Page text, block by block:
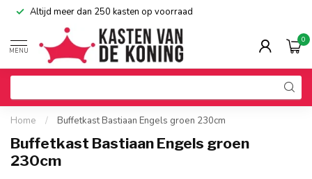
Altijd meer dan 250 kasten op voorraad
MENU
0
Home / Buffetkast Bastiaan Engels groen 230cm
Buffetkast Bastiaan Engels groen
230cm